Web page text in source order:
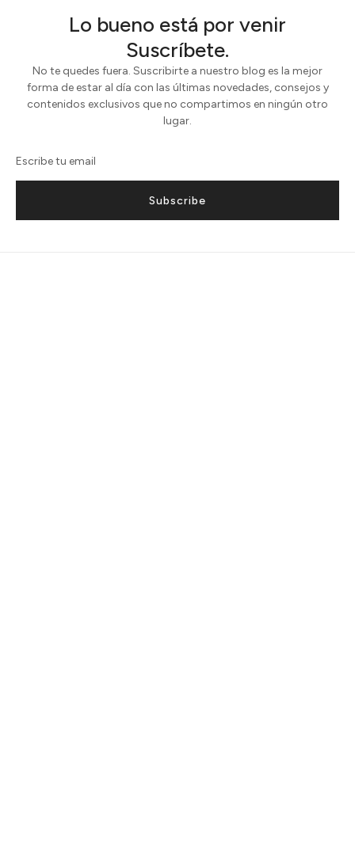
Lo bueno está por venir
Suscríbete.
No te quedes fuera. Suscribirte a nuestro blog es la mejor
forma de estar al día con las últimas novedades, consejos y
contenidos exclusivos que no compartimos en ningún otro
lugar.
Subscribe